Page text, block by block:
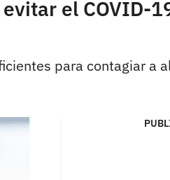
el COVID-
para contagiar a